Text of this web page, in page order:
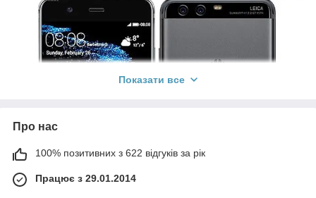
Показати все
Про нас
100% позитивних з 622 відгуків за рік
Працює з 29.01.2014